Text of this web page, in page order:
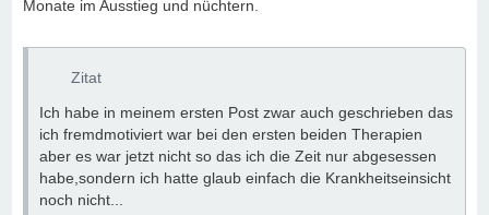
Monate im Ausstieg und nüchtern.
Zitat
Ich habe in meinem ersten Post zwar auch geschrieben das
ich fremdmotiviert war bei den ersten beiden Therapien
aber es war jetzt nicht so das ich die Zeit nur abgesessen
habe,sondern ich hatte glaub einfach die Krankheitseinsicht
noch nicht...